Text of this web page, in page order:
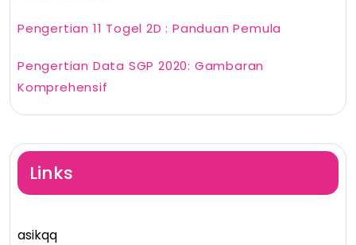
Pengertian 11 Togel 2D : Panduan Pemula
Pengertian Data SGP 2020: Gambaran
Komprehensif
Links
asikqq